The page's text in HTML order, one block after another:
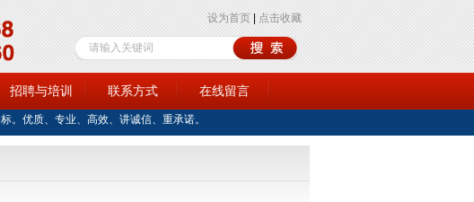
设为首页 点击收藏
。优质、专业、高效、讲诚信、重承诺。
招聘与培训 联系方式 在线留言